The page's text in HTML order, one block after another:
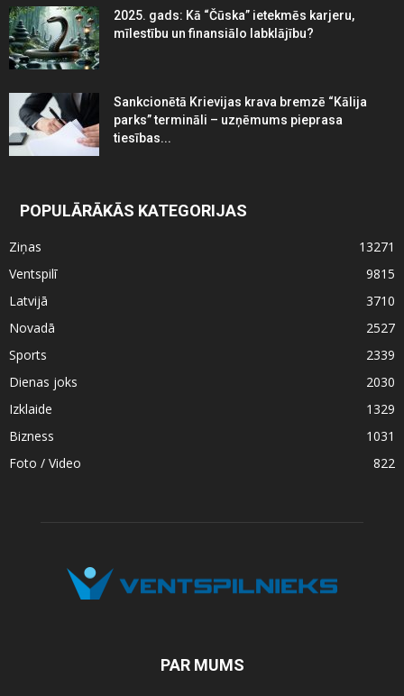
2025. gads: Kā “Čūska” ietekmēs karjeru,
mīlestību un finansiālo labklājību?
Sankcionētā Krievijas krava bremzē “Kālija
parks” termināli – uzņēmums pieprasa
tiesības...
POPULĀRĀKĀS KATEGORIJAS
Ziņas
13271
Ventspilī
9815
Latvijā
3710
Novadā
2527
Sports
2339
Dienas joks
2030
Izklaide
1329
Bizness
1031
Foto / Video
822
PAR MUMS